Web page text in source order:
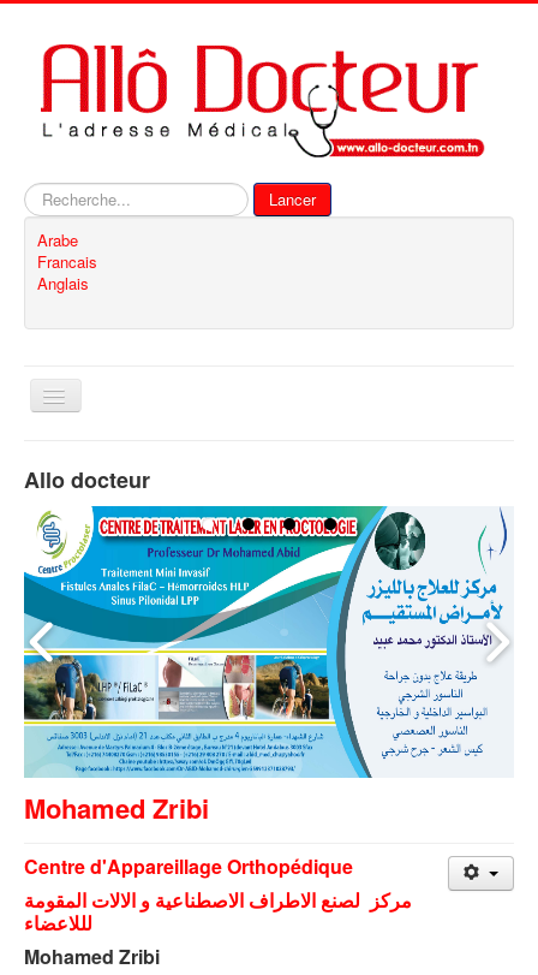
Rechercher
Lancer
Arabe
Francais
Anglais
Basculer
Contact
Allo docteur
Mohamed Zribi
Centre d'Appareillage Orthopédique
مركز لصنع الاطراف الاصطناعية و الالات المقومة
لللاعضاء
Mohamed Zribi